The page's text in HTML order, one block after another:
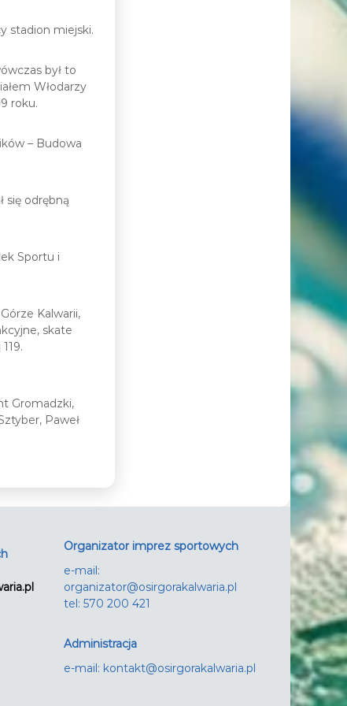
stadion miejski.
był to
Włodarzy
roku.
– Budowa
się odrębną
Sportu i
Kalwarii,
skate
Gromadzki,
Paweł
Organizator imprez sportowych
e-mail:
organizator@osirgorakalwaria.pl
tel: 570 200 421
Administracja
e-mail: kontakt@osirgorakalwaria.pl